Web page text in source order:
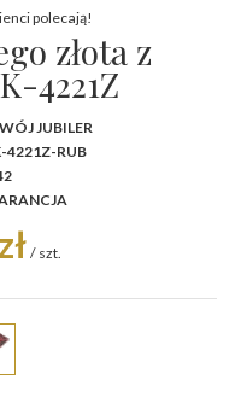
polecają!
złota z
4221Z
JUBILER
4221Z-RUB
/ szt.